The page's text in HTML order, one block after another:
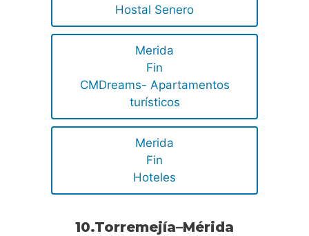
Hostal Senero
Merida
Fin
CMDreams- Apartamentos
turísticos
Merida
Fin
Hoteles
10.Torremejía–Mérida